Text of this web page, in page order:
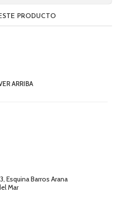
PRODUCTO
ARRIBA
Esquina Barros Arana
Mar